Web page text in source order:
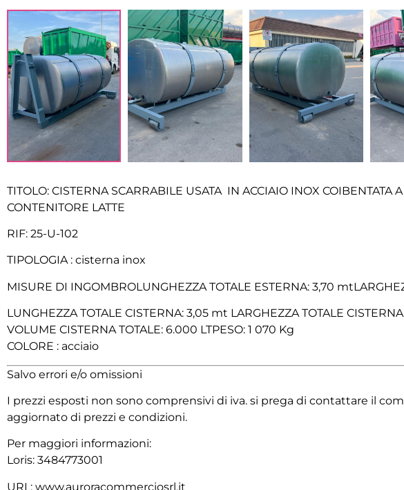
TITOLO: CISTERNA SCARRABILE USATA IN ACCIAIO INOX COIBENTATA
CONTENITORE LATTE
RIF: 25-U-102
TIPOLOGIA : cisterna inox
MISURE DI INGOMBROLUNGHEZZA TOTALE ESTERNA: 3,70
LUNGHEZZA TOTALE CISTERNA: 3,05 mt LARGHEZZA TOTALE
VOLUME CISTERNA TOTALE: 6.000 LTPESO: 1 070 Kg
COLORE : acciaio
Salvo errori e/o omissioni
I prezzi esposti non sono comprensivi di iva. si prega di contattare il
aggiornato di prezzi e condizioni.
Per maggiori informazioni:
Loris: 3484773001
URL: www.auroracommerciosrl.it